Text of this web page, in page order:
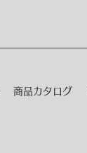
商品カタログ